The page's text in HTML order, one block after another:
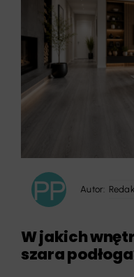
Autor:
W jakich
szara